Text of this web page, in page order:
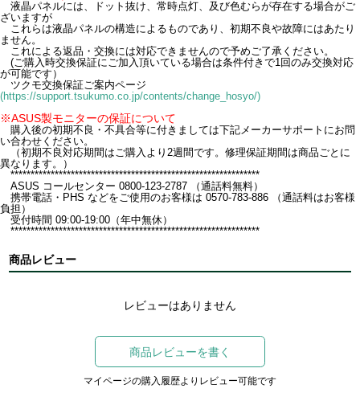
液晶パネルには、ドット抜け、常時点灯、及び色むらが存在する場合がご
ざいますが
これらは液晶パネルの構造によるものであり、初期不良や故障にはあたり
ません。
これによる返品・交換には対応できませんので予めご了承ください。
(ご購入時交換保証にご加入頂いている場合は条件付きで1回のみ交換対応
が可能です）
ツクモ交換保証ご案内ページ
(https://support.tsukumo.co.jp/contents/change_hosyo/)
※ASUS製モニターの保証について
購入後の初期不良・不具合等に付きましては下記メーカーサポートにお問
い合わせください。
（初期不良対応期間はご購入より2週間です。修理保証期間は商品ごとに
異なります。）
**************************************************************
ASUS コールセンター 0800-123-2787 （通話料無料）
携帯電話・PHS などをご使用のお客様は 0570-783-886 （通話料はお客様
負担）
受付時間 09:00-19:00（年中無休）
**************************************************************
商品レビュー
レビューはありません
商品レビューを書く
マイページの購入履歴よりレビュー可能です